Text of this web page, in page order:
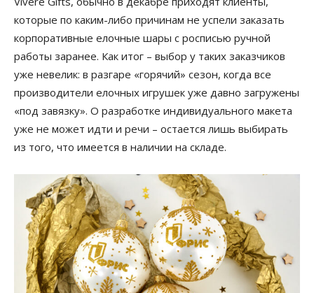
которые по каким-либо причинам не успели заказать
корпоративные елочные шары с росписью ручной
работы заранее. Как итог – выбор у таких заказчиков
уже невелик: в разгаре «горячий» сезон, когда все
производители елочных игрушек уже давно загружены
«под завязку». О разработке индивидуального макета
уже не может идти и речи – остается лишь выбирать
из того, что имеется в наличии на складе.